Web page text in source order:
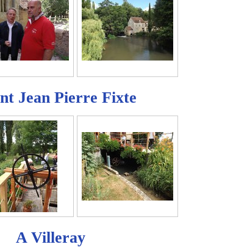
Jean Pierre Fixte
A Villeray